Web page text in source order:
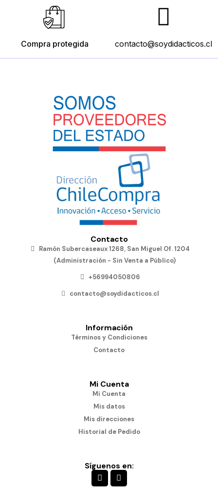
Compra protegida contacto@soydidacticos.cl
Contacto
Ramón Subercaseaux 1268, San Miguel Of. 1204
(Administración - Sin Venta a Público)
+56994050806
contacto@soydidacticos.cl
Información
Términos y Condiciones
Contacto
Mi Cuenta
Mi Cuenta
Mis datos
Mis direcciones
Historial de Pedido
Síguenos en: